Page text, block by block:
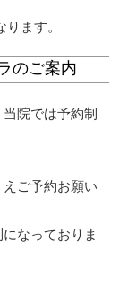
ます。
のご案内
院では予約制
ご予約お願い
なっておりま